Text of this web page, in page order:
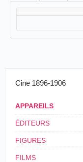
Cine 1896-1906
APPAREILS
ÉDITEURS
FIGURES
FILMS